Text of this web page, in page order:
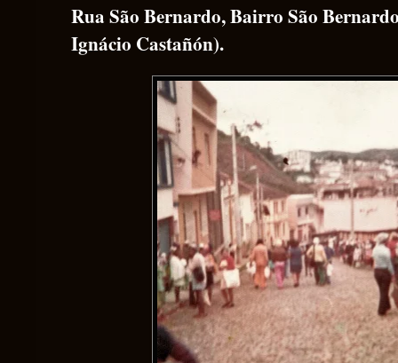
Rua São Bernardo, Bairro São
Ignácio Castañón).